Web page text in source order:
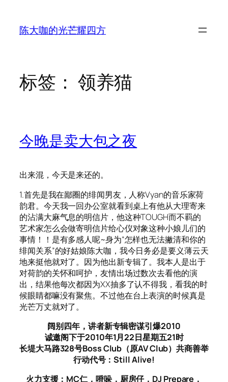
陈大咖的光芒耀四方
标签： 领养猫
今晚是卖大包之夜
出来混，今天是来还的。
1.首先是我在鄙圈的绯闻男友，人称Vyan的音乐家荷
韵君。今天我一回办公室就看到桌上有他从大理寄来
的沾满大麻气息的明信片，他这种TOUGH而不羁的
艺术家怎么会做寄明信片给心仪对象这种小娘儿们的
事情！！是有多感人呢~身为“怎样也无法撇清和你的
绯闻关系”的好姑娘陈大咖，我今日务必是要义薄云天
地来挺他就对了。因为他出新专辑了。我本人是出于
对荷韵的关怀和呵护，友情出场过数次去看他的演
出，结果他每次都因为XX抽多了认不得我，看我的时
候眼睛都嘛没有聚焦。不过他在台上表演的时候真是
光芒万丈就对了。
阔别四年，讲者新专辑密谋引爆2010
诚邀阁下于2010年1月22日星期五21时
长堤大马路328号Boss Club（原AV Club）共商善举
行动代号：Still Alive!
火力支援：MC仁，噔哚，厨房仔，DJ Prepare，